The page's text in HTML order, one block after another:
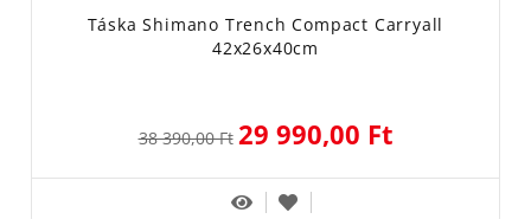
Táska Shimano Trench Compact Carryall
42x26x40cm
38 390,00 Ft 29 990,00 Ft